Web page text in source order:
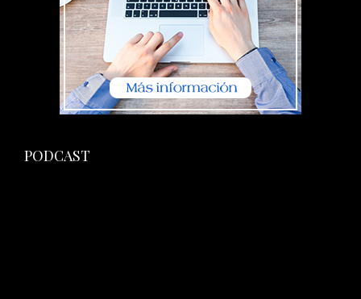
PODCAST